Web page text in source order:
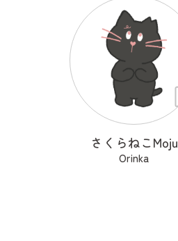
さくらねこMoju
Orinka